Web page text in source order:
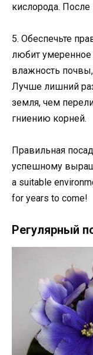
кислорода. После
5. Обеспечьте
любит
влажность почвы,
Лучше лишний
земля, чем
гниению корней.
Правильная
успешному
a suitable
for years to come!
Регулярный